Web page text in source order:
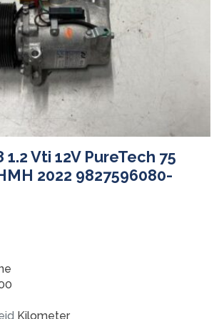
Vti 12V PureTech 75
2022 9827596080-
Kilometer